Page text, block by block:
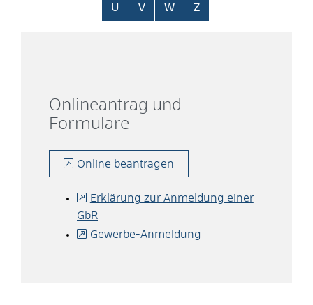
U V W Z
Onlineantrag und
Formulare
Online beantragen
Erklärung zur Anmeldung einer
GbR
Gewerbe-Anmeldung